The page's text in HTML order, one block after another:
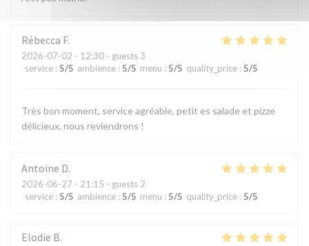
Rébecca F
2026-07-02 - 12:30 - guests 3
service : 5/5 ambience : 5/5 menu : 5/5 quality_price : 5/5
Très bon moment, service agréable, petit es salade et pizze
délicieux, nous reviendrons !
Antoine D
2026-06-27 - 21:15 - guests 2
service : 5/5 ambience : 5/5 menu : 5/5 quality_price : 5/5
Elodie B